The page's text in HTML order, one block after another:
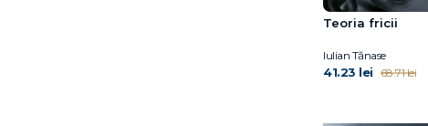
Teoria fricii
Iulian Tănase
41.23 lei 68.71 lei